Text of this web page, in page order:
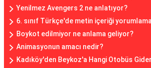
Yenilmez Avengers 2 ne anlatıyor?
6. sınıf Türkçe'de metin içeriği
Boykot edilmiyor ne anlama geliyor?
Animasyonun amacı nedir?
Kadıköy'den Beykoz'a Hangi Otobüs